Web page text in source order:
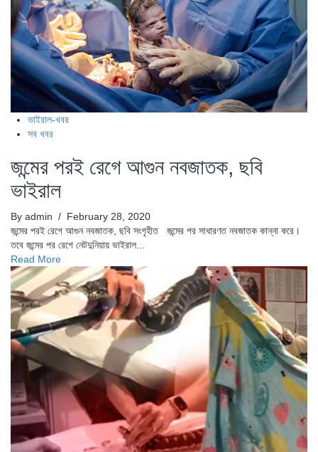
ভাইরাল-খবর
সব খবর
জন্মের পরই রেগে আগুন নবজাতক, ছবি
ভাইরাল
By admin / February 28, 2020
জন্মের পরই রেগে আগুন নবজাতক, ছবি সংগৃহীত জন্মের পর সাধারণত নবজাতক কান্না করে।
তবে জন্মের পর রেগে নেটদুনিয়ায় ভাইরাল...
Read More